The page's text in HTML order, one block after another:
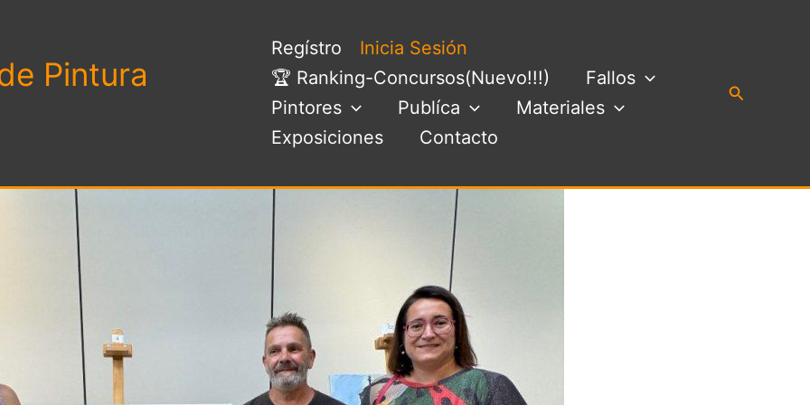
Pintura
Regístro
Inicia Sesión
🏆 Ranking-Concursos(Nuevo!!!)
Fallos
Pintores
Publíca
Materiales
Exposiciones
Contacto
Buscar